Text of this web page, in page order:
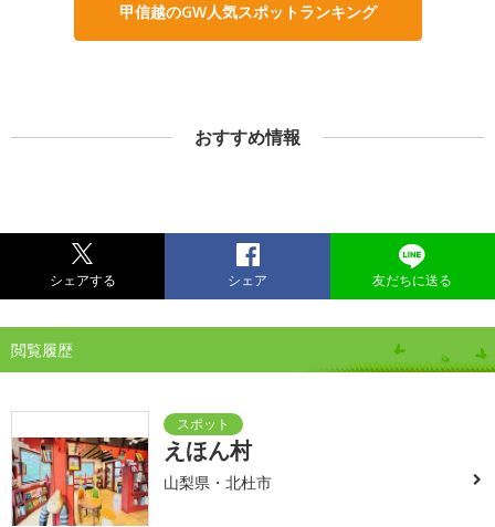
甲信越のGW人気スポットランキング
おすすめ情報
シェアする シェア 友だちに送る
閲覧履歴
えほん村
山梨県・北杜市